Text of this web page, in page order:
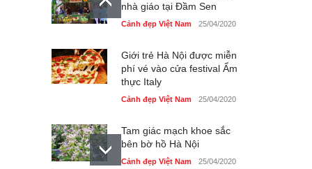
nhà giáo tại Đầm Sen
Cảnh đẹp Việt Nam 25/04/2020
Giới trẻ Hà Nội được miễn
phí vé vào cửa festival Ẩm
thực Italy
Cảnh đẹp Việt Nam 25/04/2020
Tam giác mạch khoe sắc
bên bờ hồ Hà Nội
Cảnh đẹp Việt Nam 25/04/2020